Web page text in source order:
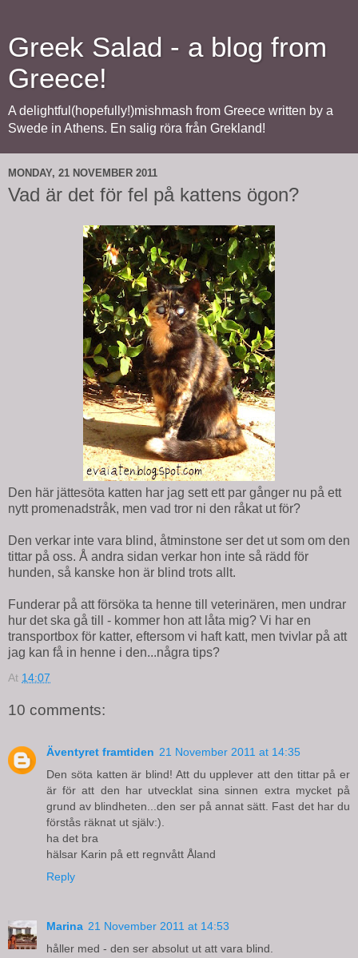
Greek Salad - a blog from
Greece!
A delightful(hopefully!)mishmash from Greece written by a
Swede in Athens. En salig röra från Grekland!
MONDAY, 21 NOVEMBER 2011
Vad är det för fel på kattens ögon?
Den här jättesöta katten har jag sett ett par gånger nu på ett
nytt promenadstråk, men vad tror ni den råkat ut för?
Den verkar inte vara blind, åtminstone ser det ut som om den
tittar på oss. Å andra sidan verkar hon inte så rädd för
hunden, så kanske hon är blind trots allt.
Funderar på att försöka ta henne till veterinären, men undrar
hur det ska gå till - kommer hon att låta mig? Vi har en
transportbox för katter, eftersom vi haft katt, men tvivlar på att
jag kan få in henne i den...några tips?
At 14:07
10 comments:
Äventyret framtiden 21 November 2011 at 14:35
Den söta katten är blind! Att du upplever att den tittar på er
är för att den har utvecklat sina sinnen extra mycket på
grund av blindheten...den ser på annat sätt. Fast det har du
förstås räknat ut själv:).
ha det bra
hälsar Karin på ett regnvått Åland
Reply
Marina 21 November 2011 at 14:53
håller med - den ser absolut ut att vara blind.